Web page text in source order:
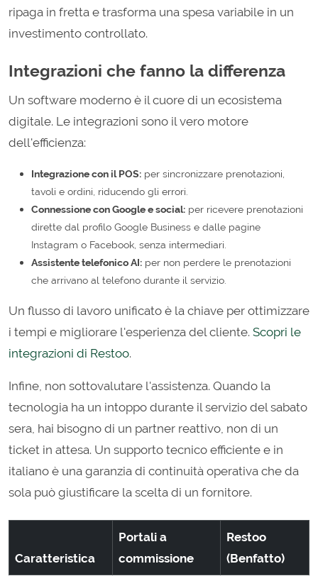
ripaga in fretta e trasforma una spesa variabile in un
investimento controllato.
Integrazioni che fanno la differenza
Un software moderno è il cuore di un ecosistema
digitale. Le integrazioni sono il vero motore
dell'efficienza:
Integrazione con il POS: per sincronizzare prenotazioni,
tavoli e ordini, riducendo gli errori.
Connessione con Google e social: per ricevere prenotazioni
dirette dal profilo Google Business e dalle pagine
Instagram o Facebook, senza intermediari.
Assistente telefonico AI: per non perdere le prenotazioni
che arrivano al telefono durante il servizio.
Un flusso di lavoro unificato è la chiave per ottimizzare
i tempi e migliorare l'esperienza del cliente. Scopri le
integrazioni di Restoo.
Infine, non sottovalutare l'assistenza. Quando la
tecnologia ha un intoppo durante il servizio del sabato
sera, hai bisogno di un partner reattivo, non di un
ticket in attesa. Un supporto tecnico efficiente e in
italiano è una garanzia di continuità operativa che da
sola può giustificare la scelta di un fornitore.
Caratteristica
Portali a
commissione
Restoo
(Benfatto)